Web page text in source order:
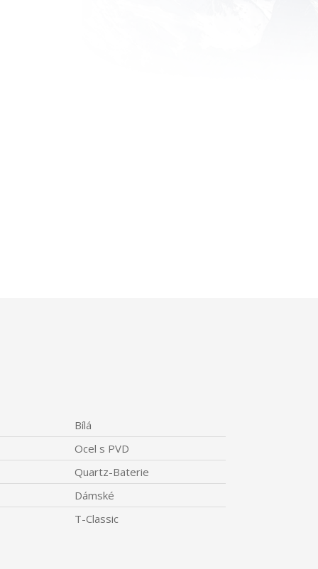
Bílá
Ocel s PVD
Quartz-Baterie
Dámské
T-Classic